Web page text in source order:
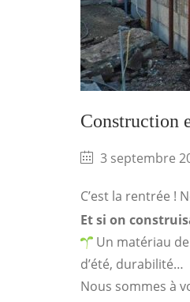
Construction
3 septembre
C’est la rentrée !
Et si on
Un matériau
d’été, durabilité…
Nous sommes à